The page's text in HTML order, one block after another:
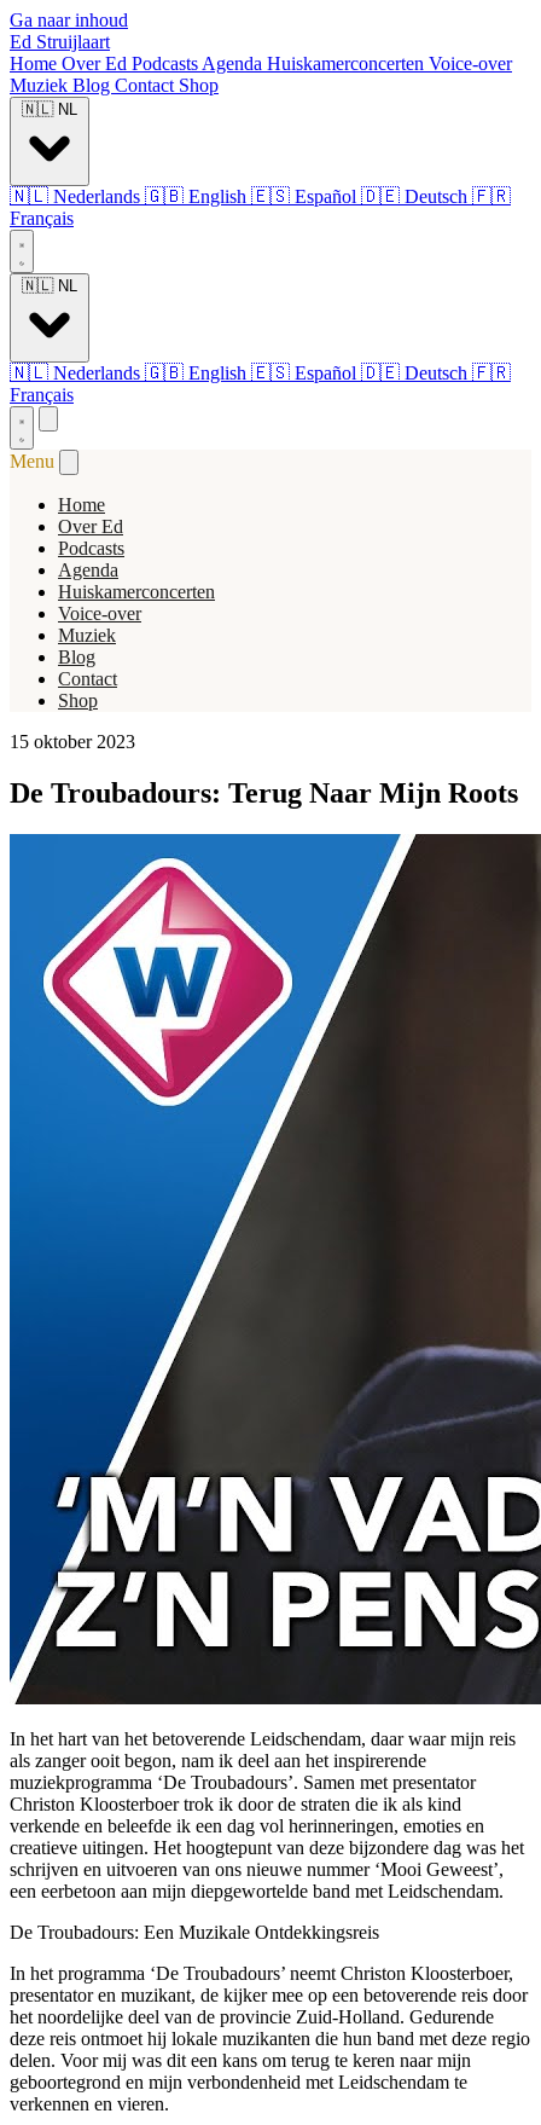
Ga naar inhoud
Ed Struijlaart
Home Over Ed Podcasts Agenda Huiskamerconcerten Voice-over
Muziek Blog Contact Shop
🇳🇱 NL
🇳🇱 Nederlands 🇬🇧 English 🇪🇸 Español 🇩🇪 Deutsch 🇫🇷
Français
🇳🇱 NL
🇳🇱 Nederlands 🇬🇧 English 🇪🇸 Español 🇩🇪 Deutsch 🇫🇷
Français
Menu
Home
Over Ed
Podcasts
Agenda
Huiskamerconcerten
Voice-over
Muziek
Blog
Contact
Shop
15 oktober 2023
De Troubadours: Terug Naar Mijn Roots
In het hart van het betoverende Leidschendam, daar waar mijn reis
als zanger ooit begon, nam ik deel aan het inspirerende
muziekprogramma ‘De Troubadours’. Samen met presentator
Christon Kloosterboer trok ik door de straten die ik als kind
verkende en beleefde ik een dag vol herinneringen, emoties en
creatieve uitingen. Het hoogtepunt van deze bijzondere dag was het
schrijven en uitvoeren van ons nieuwe nummer ‘Mooi Geweest’,
een eerbetoon aan mijn diepgewortelde band met Leidschendam.
De Troubadours: Een Muzikale Ontdekkingsreis
In het programma ‘De Troubadours’ neemt Christon Kloosterboer,
presentator en muzikant, de kijker mee op een betoverende reis door
het noordelijke deel van de provincie Zuid-Holland. Gedurende
deze reis ontmoet hij lokale muzikanten die hun band met deze regio
delen. Voor mij was dit een kans om terug te keren naar mijn
geboortegrond en mijn verbondenheid met Leidschendam te
verkennen en vieren.